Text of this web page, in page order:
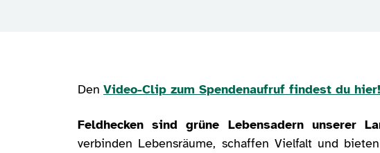
Den Video-Clip zum Spendenaufruf findest du hier!
Feldhecken sind grüne Lebensadern unserer
verbinden Lebensräume, schaffen Vielfalt und